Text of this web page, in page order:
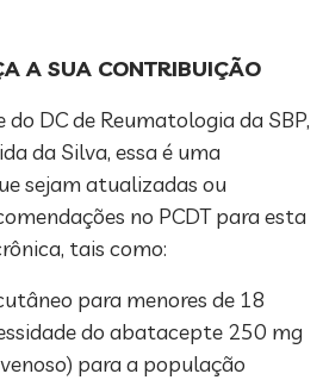
A SUA CONTRIBUIÇÃO
DC de Reumatologia da SBP,
da Silva, essa é uma
sejam atualizadas ou
no PCDT para esta
tais como:
para menores de 18
do abatacepte 250 mg
para a população